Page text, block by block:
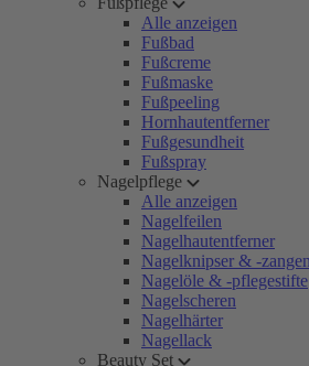
Alle anzeigen
Fußbad
Fußcreme
Fußmaske
Fußpeeling
Hornhautentferner
Fußgesundheit
Fußspray
Nagelpflege
Alle anzeigen
Nagelfeilen
Nagelhautentferner
Nagelknipser & -zangen
Nagelöle & -pflegestifte
Nagelscheren
Nagelhärter
Nagellack
Beauty Set